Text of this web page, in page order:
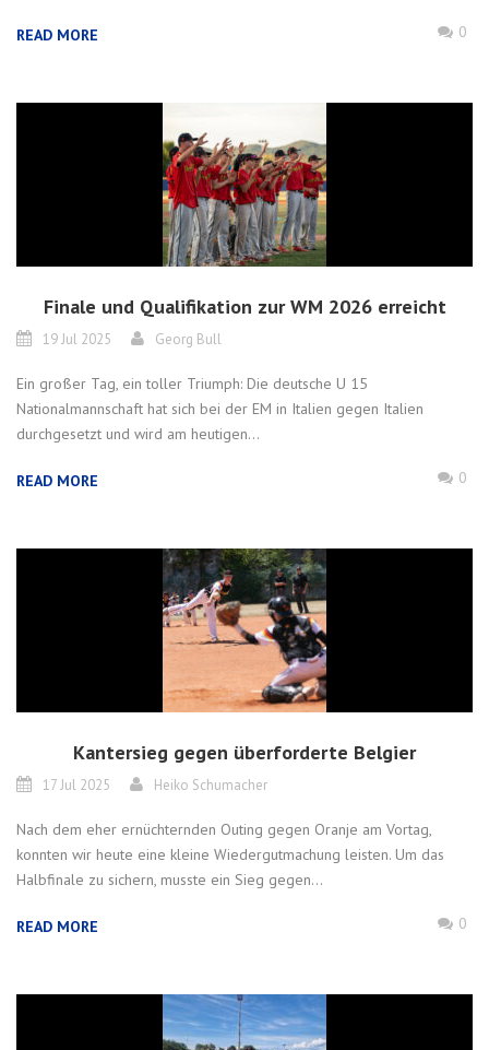
READ MORE 0
Finale und Qualifikation zur WM 2026 erreicht
19 Jul 2025 Georg Bull
Ein großer Tag, ein toller Triumph: Die deutsche U 15
Nationalmannschaft hat sich bei der EM in Italien gegen Italien
durchgesetzt und wird am heutigen...
READ MORE 0
Kantersieg gegen überforderte Belgier
17 Jul 2025 Heiko Schumacher
Nach dem eher ernüchternden Outing gegen Oranje am Vortag,
konnten wir heute eine kleine Wiedergutmachung leisten. Um das
Halbfinale zu sichern, musste ein Sieg gegen...
READ MORE 0